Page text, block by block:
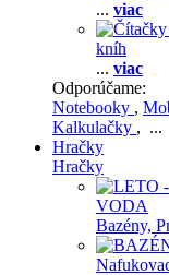
... viac
kníh
... viac
Odporúčame:
Notebooky ,
Kalkulačky , ...
Hračky
Hračky
VODA
Bazény,